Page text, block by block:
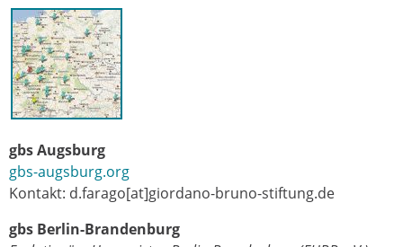
gbs Augsburg
gbs-augsburg.org
Kontakt: d.farago[at]giordano-bruno-stiftung.de
gbs Berlin-Brandenburg